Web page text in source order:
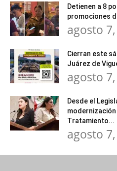
Detienen a 8
promociones
agosto
Cierran este
Juárez de
agosto
Desde el
Tratamiento...
agosto